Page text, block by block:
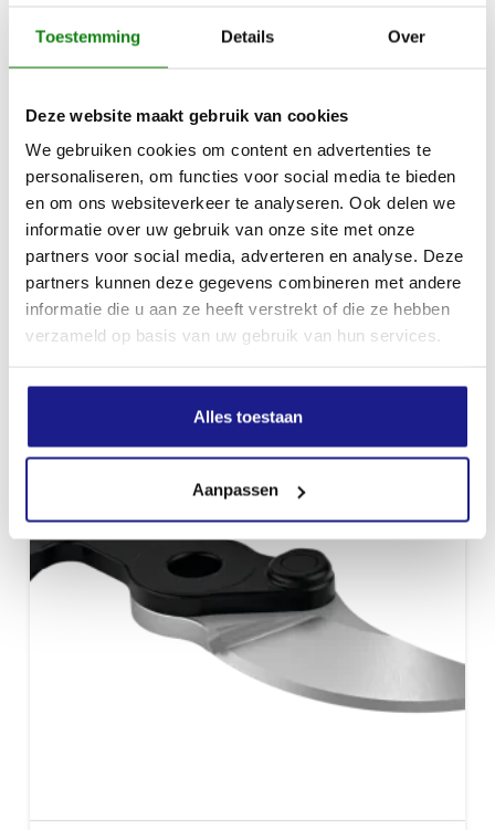
Toestemming Details Over
Deze website maakt gebruik van cookies
We gebruiken cookies om content en advertenties te
personaliseren, om functies voor social media te bieden
en om ons websiteverkeer te analyseren. Ook delen we
informatie over uw gebruik van onze site met onze
partners voor social media, adverteren en analyse. Deze
partners kunnen deze gegevens combineren met andere
informatie die u aan ze heeft verstrekt of die ze hebben
verzameld op basis van uw gebruik van hun services.
Alles toestaan
Aanpassen
TELESCOOPSTANG, 456 CM
€172,00